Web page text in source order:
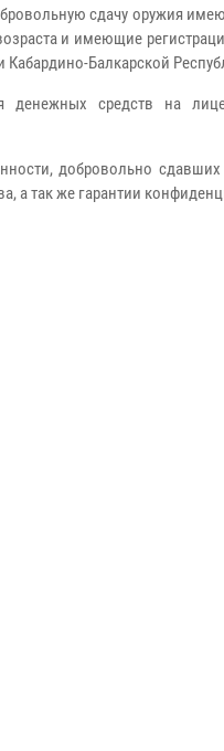
сдачу оружия
и имеющие
Кабардино-Балкарской
денежных средств на
добровольно сдавших
а так же гарантии